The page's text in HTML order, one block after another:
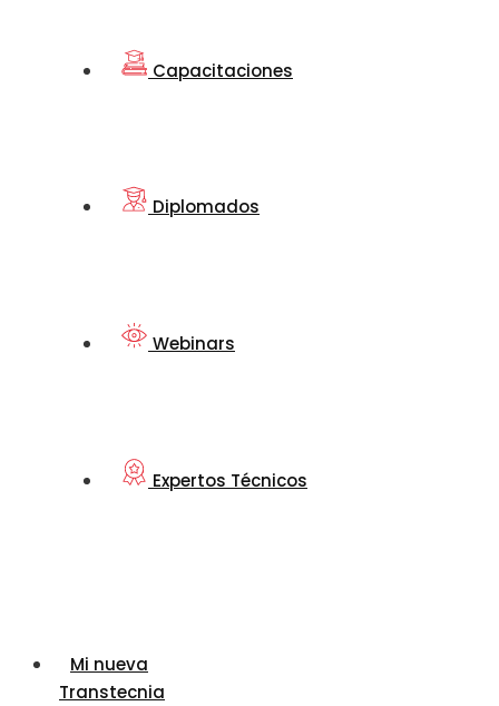
Capacitaciones
Diplomados
Webinars
Expertos Técnicos
Mi nueva
Transtecnia